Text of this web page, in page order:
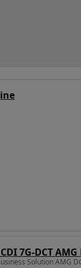
7G-DCT
Solution AMG